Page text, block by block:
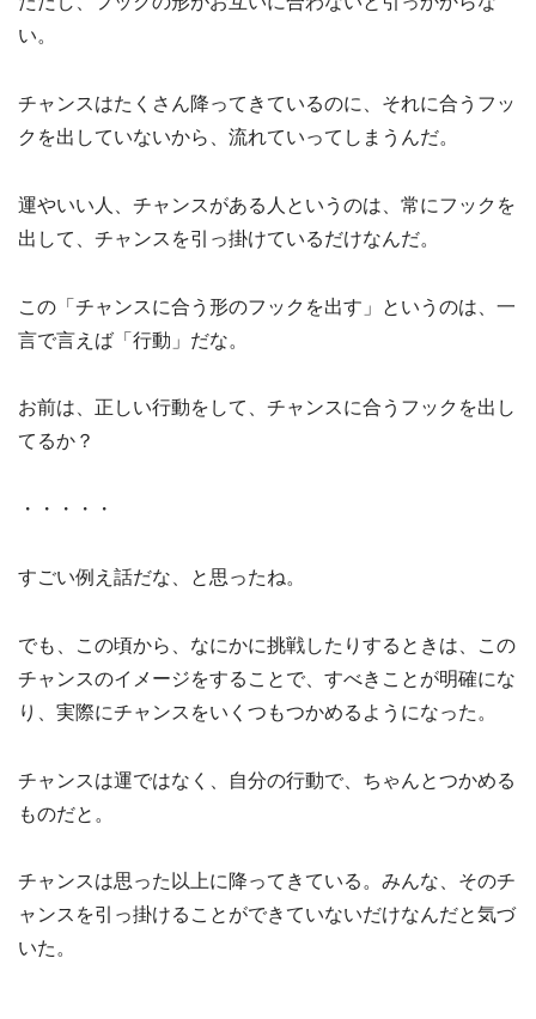
い。
チャンスはたくさん降ってきているのに、それに合うフッ
クを出していないから、流れていってしまうんだ。
運やいい人、チャンスがある人というのは、常にフックを
出して、チャンスを引っ掛けているだけなんだ。
この「チャンスに合う形のフックを出す」というのは、一
言で言えば「行動」だな。
お前は、正しい行動をして、チャンスに合うフックを出し
てるか？
・・・・・
すごい例え話だな、と思ったね。
でも、この頃から、なにかに挑戦したりするときは、この
チャンスのイメージをすることで、すべきことが明確にな
り、実際にチャンスをいくつもつかめるようになった。
チャンスは運ではなく、自分の行動で、ちゃんとつかめる
ものだと。
チャンスは思った以上に降ってきている。みんな、そのチ
ャンスを引っ掛けることができていないだけなんだと気づ
いた。